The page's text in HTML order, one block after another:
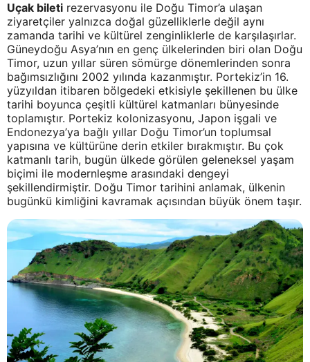
Uçak bileti rezervasyonu ile Doğu Timor’a ulaşan
ziyaretçiler yalnızca doğal güzelliklerle değil aynı
zamanda tarihi ve kültürel zenginliklerle de karşılaşırlar.
Güneydoğu Asya’nın en genç ülkelerinden biri olan Doğu
Timor, uzun yıllar süren sömürge dönemlerinden sonra
bağımsızlığını 2002 yılında kazanmıştır. Portekiz’in 16.
yüzyıldan itibaren bölgedeki etkisiyle şekillenen bu ülke
tarihi boyunca çeşitli kültürel katmanları bünyesinde
toplamıştır. Portekiz kolonizasyonu, Japon işgali ve
Endonezya’ya bağlı yıllar Doğu Timor’un toplumsal
yapısına ve kültürüne derin etkiler bırakmıştır. Bu çok
katmanlı tarih, bugün ülkede görülen geleneksel yaşam
biçimi ile modernleşme arasındaki dengeyi
şekillendirmiştir. Doğu Timor tarihini anlamak, ülkenin
bugünkü kimliğini kavramak açısından büyük önem taşır.